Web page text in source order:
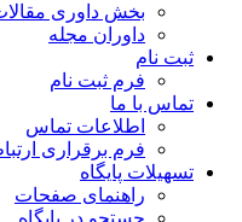
بخش داوری مقالات
داوران مجله
ثبت نام
فرم ثبت نام
تماس با ما
اطلاعات تماس
فرم برقراری ارتباط
تسهیلات پایگاه
راهنمای صفحات
جستجو در پایگاه